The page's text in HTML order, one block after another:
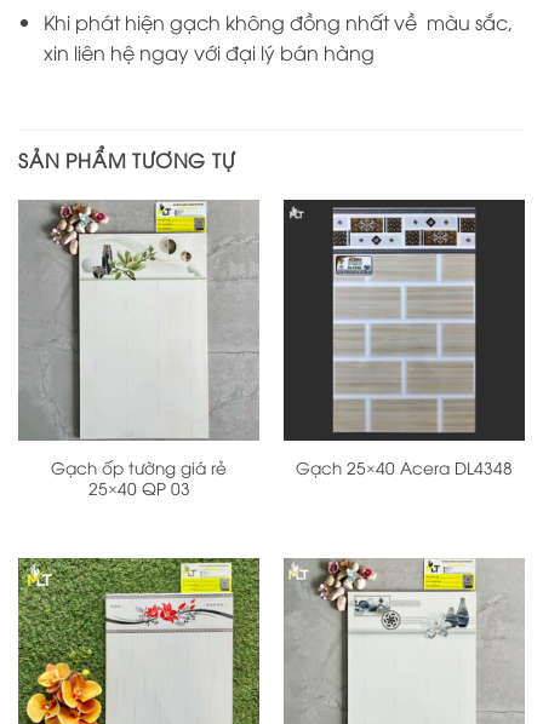
Khi phát hiện gạch không đồng nhất về màu sắc,
xin liên hệ ngay với đại lý bán hàng
SẢN PHẨM TƯƠNG TỰ
Gạch ốp tường giá rẻ
25×40 QP 03
Gạch 25×40 Acera DL4348